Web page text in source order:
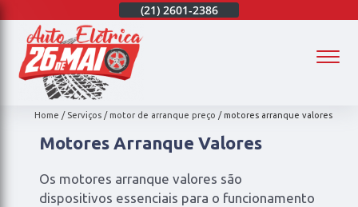
(21) 2601-2386
Home Serviços motor de arranque preço motores arranque valores
Motores Arranque Valores
Os motores arranque valores são
dispositivos essenciais para o funcionamento